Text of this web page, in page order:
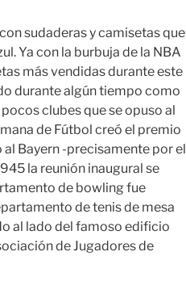
sudaderas y camisetas que
Ya con la burbuja de la NBA
más vendidas durante este
durante algún tiempo como
clubes que se opuso al
de Fútbol creó el premio
Bayern -precisamente por el
la reunión inaugural se
de bowling fue
de tenis de mesa
al lado del famoso edificio
de Jugadores de